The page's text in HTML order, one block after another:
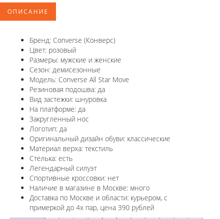
ОПИСАНИЕ
Бренд: Converse (Конверс)
Цвет: розовый
Размеры: мужские и женские
Сезон: демисезонные
Модель: Converse All Star Move
Резиновая подошва: да
Вид застежки: шнуровка
На платформе: да
Закругленный нос
Логотип: да
Оригинальный дизайн обуви: классические
Материал верха: текстиль
Стелька: есть
Легендарный силуэт
Спортивные кроссовки: нет
Наличие в магазине в Москве: много
Доставка по Москве и области: курьером, с
примеркой до 4х пар, цена 390 рублей